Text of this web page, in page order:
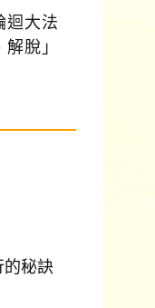
迴大法
脫」
的秘訣